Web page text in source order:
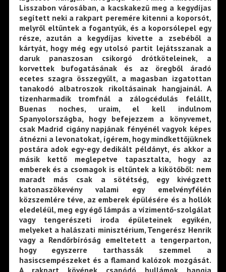
Lisszabon városában, a kacskakezű meg a kegydíjas
segített neki a rakpart peremére kitenni a koporsót,
melyről eltűntek a fogantyúk, és a koporsólepel egy
része, azután a kegydíjas kivette a zsebéből a
kártyát, hogy még egy utolsó partit lejátsszanak a
daruk panaszosan csikorgó drótköteleinek, a
korvettek bufogatásának és az öregből áradó
ecetes szagra összegyűlt, a magasban izgatottan
tanakodó albatroszok rikoltásainak hangjainál. A
tizenharmadik tromfnál a zálogcédulás felállt,
Buenas noches, uraim, el kell indulnom
Spanyolországba, hogy befejezzem a könyvemet,
csak Madrid cigány napjának fényénél vagyok képes
átnézni a levonatokat, ígérem, hogy mindkettőjüknek
postára adok egy-egy dedikált példányt, és akkor a
másik kettő meglepetve tapasztalta, hogy az
emberek és a csomagok is eltűntek a kikötőből: nem
maradt más csak a sötétség, egy kivégzett
katonaszökevény valami egy emelvényfélén
közszemlére téve, az emberek épülésére és a hollók
eledeléül, meg egy égő lámpás a vízimentő-szolgálat
vagy tengerészeti iroda épületeinek egyikén,
melyeket a halászati minisztérium, Tengerész Henrik
vagy a Rendőrbíróság emeltetett a tengerparton,
hogy egyszerre tarthassák szemmel a
hasiscsempészeket és a flamand kalózok mozgását.
A rakpart kövének csapódó hullámok hangja